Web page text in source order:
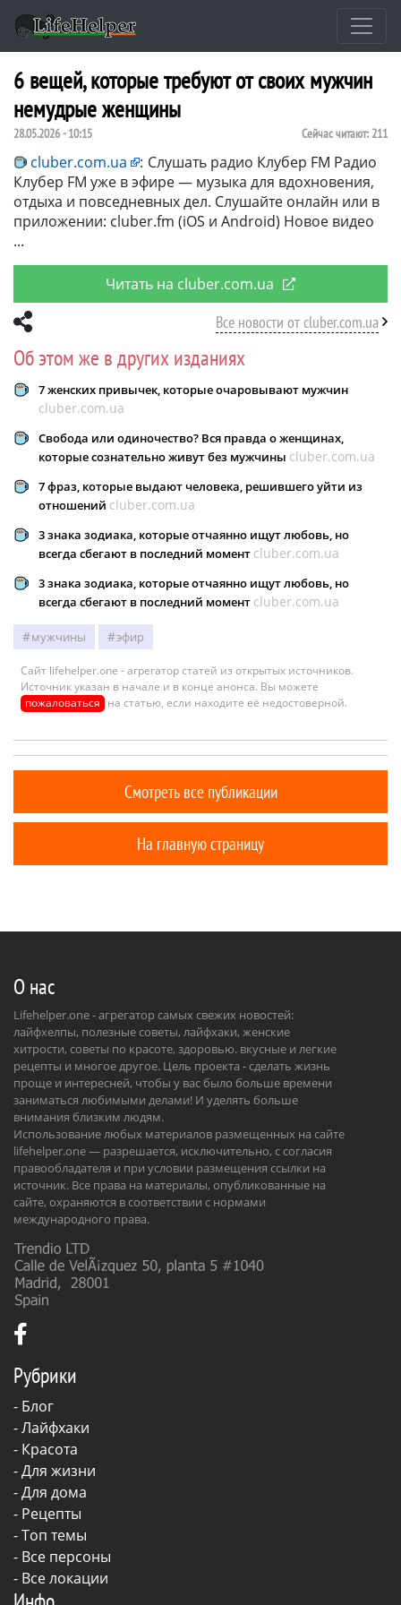
6 вещей, которые требуют от своих мужчин
немудрые женщины
28.05.2026 - 10:15 Сейчас читают: 211
cluber.com.ua : Слушать радио Клубер FM Радио
Клубер FM уже в эфире — музыка для вдохновения,
отдыха и повседневных дел. Слушайте онлайн или в
приложении: cluber.fm (iOS и Android) Новое видео
Читать на cluber.com.ua
Все новости от cluber.com.ua
Об этом же в других изданиях
7 женских привычек, которые очаровывают мужчин
cluber.com.ua
Свобода или одиночество? Вся правда о женщинах,
которые сознательно живут без мужчины cluber.com.ua
7 фраз, которые выдают человека, решившего уйти из
отношений cluber.com.ua
3 знака зодиака, которые отчаянно ищут любовь, но
всегда сбегают в последний момент cluber.com.ua
3 знака зодиака, которые отчаянно ищут любовь, но
всегда сбегают в последний момент cluber.com.ua
мужчины эфир
Сайт lifehelper.one - агрегатор статей из открытых источников.
Источник указан в начале и в конце анонса. Вы можете
пожаловаться на статью, если находите её недостоверной.
Смотреть все публикации
На главную страницу
О нас
Lifehelper.one - агрегатор самых свежих новостей:
лайфхелпы, полезные советы, лайфхаки, женские
хитрости, советы по красоте, здоровью. вкусные и легкие
рецепты и многое другое. Цель проекта - сделать жизнь
проще и интересней, чтобы у вас было больше времени
заниматься любимыми делами! И уделять больше
внимания близким людям.
Использование любых материалов размещенных на сайте
lifehelper.one — разрешается, исключительно, с согласия
правообладателя и при условии размещения ссылки на
источник. Все права на материалы, опубликованные на
сайте, охраняются в соответствии с нормами
международного права.
Рубрики
- Блог
-Лайфхаки
- Красота
-Для жизни
-Для дома
- Рецепты
- Топ темы
- Все персоны
- Все локации